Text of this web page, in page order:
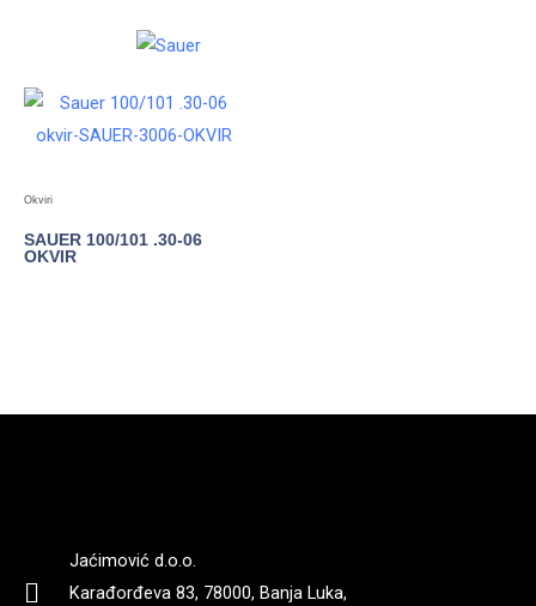
Okviri
SAUER 100/101 .30-06
OKVIR
Jaćimović d.o.o.
Karađorđeva 83, 78000, Banja Luka,